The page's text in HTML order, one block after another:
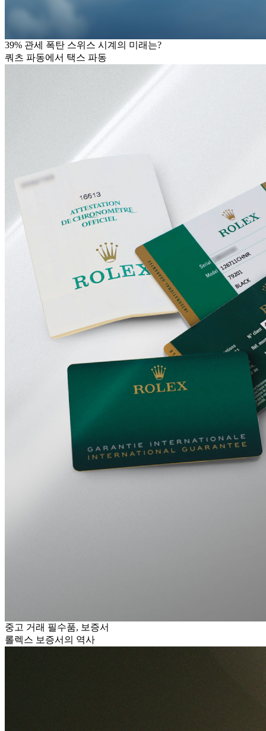
39% 관세 폭탄 스위스 시계의 미래는?
쿼츠 파동에서 택스 파동
중고 거래 필수품, 보증서
롤렉스 보증서의 역사